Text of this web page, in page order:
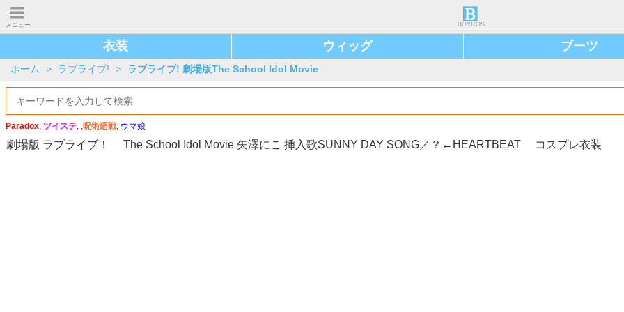
メニュー BUYCOS
衣装 ウィッグ ブーツ
ホーム > ラブライブ! > ラブライブ! 劇場版The School Idol Movie
Paradox, ツイステ, ,呪術廻戦, ウマ娘